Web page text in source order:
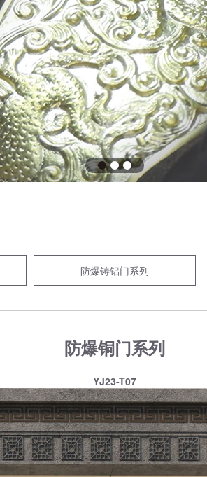
防爆铸铝门系列
防爆铜门系列
YJ23-T07